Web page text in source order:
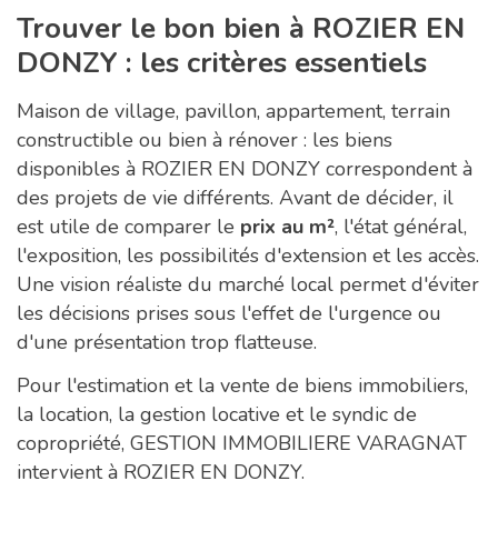
Trouver le bon bien à ROZIER EN
DONZY : les critères essentiels
Maison de village, pavillon, appartement, terrain
constructible ou bien à rénover : les biens
disponibles à ROZIER EN DONZY correspondent à
des projets de vie différents. Avant de décider, il
est utile de comparer le prix au m², l'état général,
l'exposition, les possibilités d'extension et les accès.
Une vision réaliste du marché local permet d'éviter
les décisions prises sous l'effet de l'urgence ou
d'une présentation trop flatteuse.
Pour l'estimation et la vente de biens immobiliers,
la location, la gestion locative et le syndic de
copropriété, GESTION IMMOBILIERE VARAGNAT
intervient à ROZIER EN DONZY.